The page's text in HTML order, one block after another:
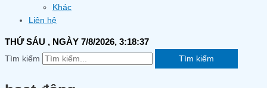
Khác
Liên hệ
THỨ SÁU , NGÀY 7/8/2026, 3:18:38
Tìm kiếm Tìm kiếm